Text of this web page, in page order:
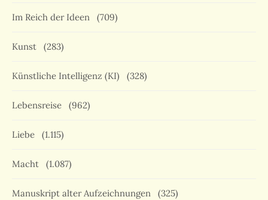
Im Reich der Ideen (709)
Kunst (283)
Künstliche Intelligenz (KI) (328)
Lebensreise (962)
Liebe (1.115)
Macht (1.087)
Manuskript alter Aufzeichnungen (325)